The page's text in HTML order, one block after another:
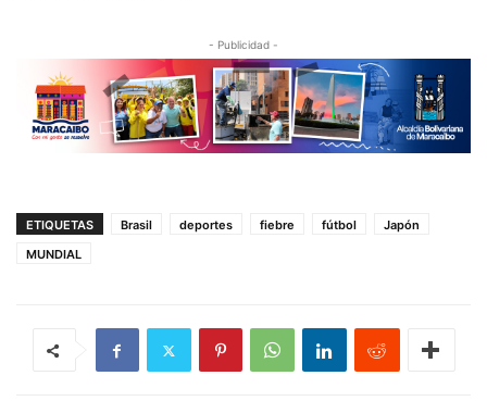
- Publicidad -
ETIQUETAS Brasil deportes fiebre fútbol
Japón
MUNDIAL